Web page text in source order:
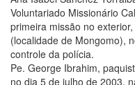
Voluntariado Missionário
primeira missão no
(localidade de Mongomo),
controle da polícia.
Pe. George Ibrahim,
no dia 5 de julho de 2003,